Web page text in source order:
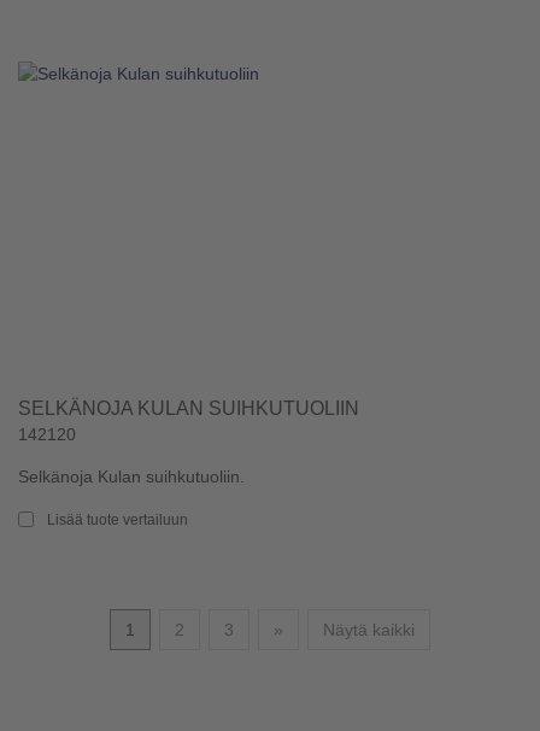
SELKÄNOJA KULAN SUIHKUTUOLIIN
142120
Selkänoja Kulan suihkutuoliin.
Lisää tuote vertailuun
1 2 3 » SeuraavaNäytä kaikki